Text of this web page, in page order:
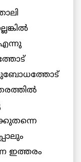
എന്നു
ഇത്തരം